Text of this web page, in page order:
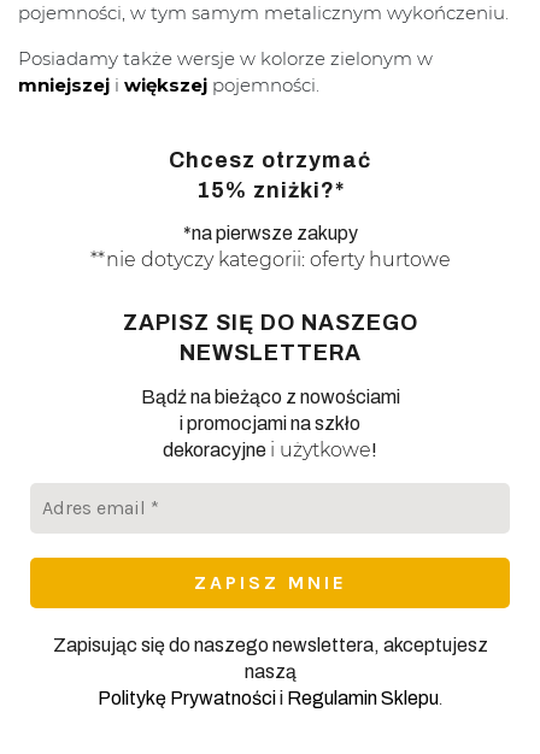
pojemności, w tym samym metalicznym wykończeniu.
Posiadamy także wersje w kolorze zielonym w
mniejszej i większej pojemności.
Chcesz otrzymać
15% zniżki?*
*na pierwsze zakupy
**nie dotyczy kategorii: oferty hurtowe
ZAPISZ SIĘ DO NASZEGO
NEWSLETTERA
Bądź na bieżąco z nowościami
i promocjami na szkło
dekoracyjne i użytkowe!
Zapisując się do naszego newslettera, akceptujesz
naszą
Politykę Prywatnościi Regulamin Sklepu